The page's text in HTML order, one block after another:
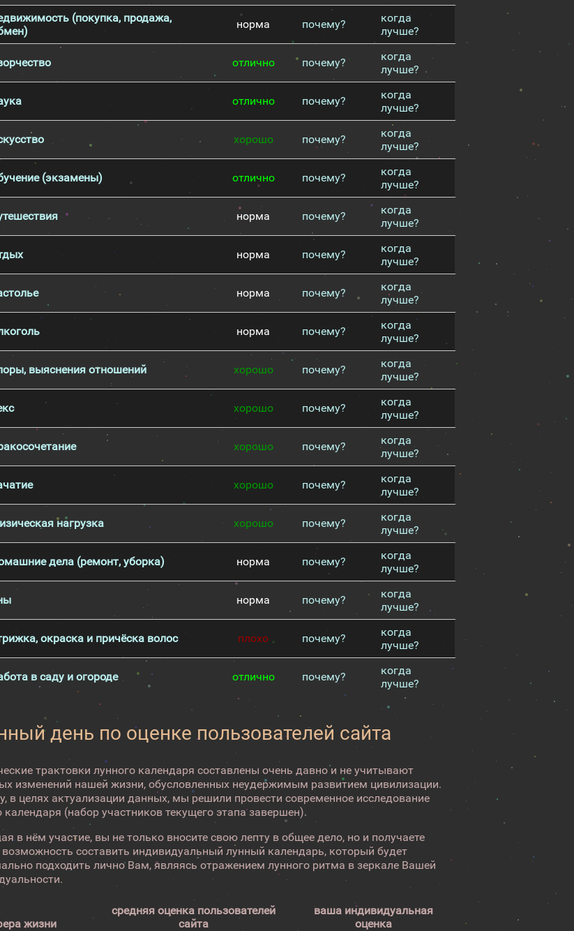
(покупка, продажа,
норма почему?
когда
лучше?
отлично почему?
когда
лучше?
отлично почему?
когда
лучше?
хорошо почему?
когда
лучше?
(экзамены) отлично почему?
когда
лучше?
норма почему?
когда
лучше?
норма почему?
когда
лучше?
норма почему?
когда
лучше?
норма почему?
когда
лучше?
выяснения отношений хорошо почему?
когда
лучше?
хорошо почему?
когда
лучше?
хорошо почему?
когда
лучше?
хорошо почему?
когда
лучше?
нагрузка хорошо почему?
когда
лучше?
дела (ремонт, уборка) норма почему?
когда
лучше?
норма почему?
когда
лучше?
окраска и причёска волос плохо почему?
когда
лучше?
в саду и огороде отлично почему?
когда
лучше?
день по оценке пользователей сайта
трактовки лунного календаря составлены очень давно и не учитывают
изменений нашей жизни, обусловленных неудержимым развитием цивилизации.
в целях актуализации данных, мы решили провести современное исследование
календаря (набор участников текущего этапа завершен).
в нём участие, вы не только вносите свою лепту в общее дело, но и получаете
составить индивидуальный лунный календарь, который будет
подходить лично Вам, являясь отражением лунного ритма в зеркале Вашей
жизни
средняя оценка пользователей
сайта
ваша индивидуальная
оценка